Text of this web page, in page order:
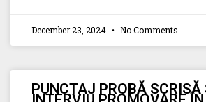
December 23, 2024 No Comments
PUNCTAJ PROBĂ SCRISĂ